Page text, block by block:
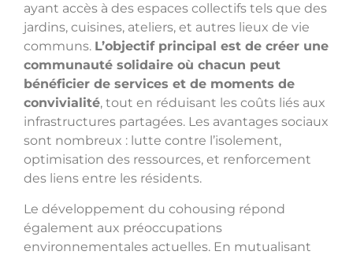
ayant accès à des espaces collectifs tels que des
jardins, cuisines, ateliers, et autres lieux de vie
communs. L’objectif principal est de créer une
communauté solidaire où chacun peut
bénéficier de services et de moments de
convivialité, tout en réduisant les coûts liés aux
infrastructures partagées. Les avantages sociaux
sont nombreux : lutte contre l’isolement,
optimisation des ressources, et renforcement
des liens entre les résidents.
Le développement du cohousing répond
également aux préoccupations
environnementales actuelles. En mutualisant